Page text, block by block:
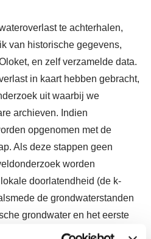
te achterhalen,
van historische gegevens,
en zelf verzamelde data.
in kaart hebben gebracht,
uit waarbij we
archieven. Indien
opgenomen met de
Als deze stappen geen
worden
doorlatendheid (de k-
de grondwaterstanden
grondwater en het eerste
nodig zullen meetpunten